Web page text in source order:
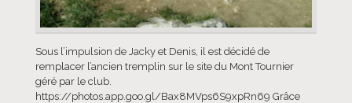
Sous l’impulsion de Jacky et Denis, il est décidé de
remplacer l’ancien tremplin sur le site du Mont Tournier
géré par le club.
https://photos.app.goo.gl/Bax8MVps6S9xpRn69 Grâce